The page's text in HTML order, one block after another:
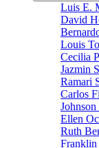
Luis E.
David
Louis
Cecilia
Jazmin
Ramari
Carlos
Johnson
Ellen
Ruth
Franklin